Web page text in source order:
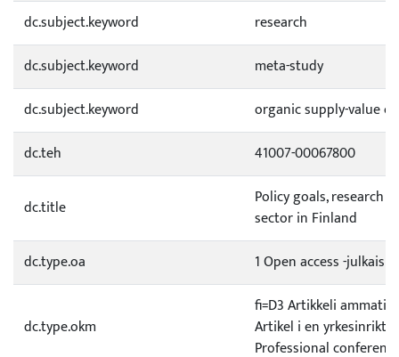
dc.subject.keyword
research
dc.subject.keyword
meta-study
dc.subject.keyword
organic supply-value
dc.teh
41007-00067800
dc.title
Policy goals, research
sector in Finland
dc.type.oa
1 Open access -julkaisu
dc.type.okm
fi=D3 Artikkeli
Artikel i en
Professional